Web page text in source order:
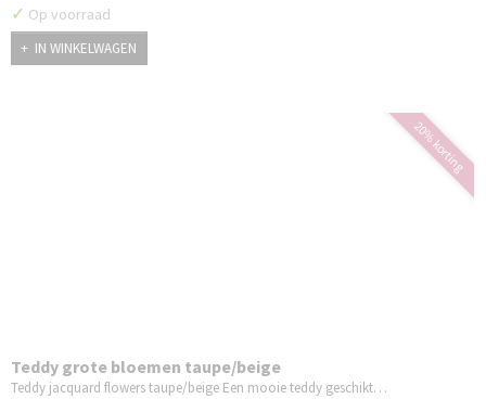
✓ Op voorraad
IN WINKELWAGEN
20% korting
Teddy grote bloemen taupe/beige
Teddy jacquard flowers taupe/beige Een mooie teddy geschikt…